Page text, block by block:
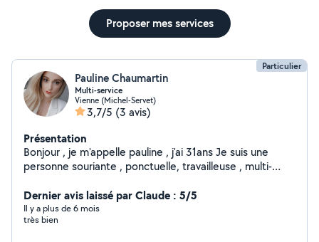
Proposer mes services
Particulier
Pauline Chaumartin
Multi-service
Vienne (Michel-Servet)
3,7/5 (3 avis)
Présentation
Bonjour , je m'appelle pauline , j'ai 31ans Je suis une
personne souriante , ponctuelle, travailleuse , multi-
pas à me contacter si besoin :)
Dernier avis laissé par Claude : 5/5
Il y a plus de 6 mois
très bien